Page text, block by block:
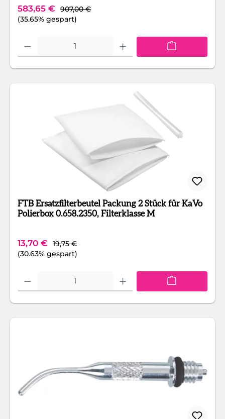
Verkaufspreis:
583,65 € Regulärer Preis:
907,00 €
(35.65% gespart)
Produkt Anzahl: Gib den gewünschten Wert ein oder benutze die
FTB Ersatzfilterbeutel Packung 2 Stück für KaVo
Polierbox 0.658.2350, Filterklasse M
Verkaufspreis:
13,70 € Regulärer Preis:
19,75 €
(30.63% gespart)
Produkt Anzahl: Gib den gewünschten Wert ein oder benutze die